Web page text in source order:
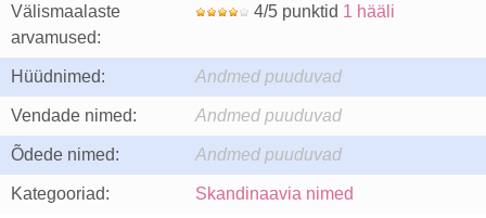
Välismaalaste
arvamused:
4/5 punktid 1 hääli
Hüüdnimed: Andmed puuduvad
Vendade nimed: Andmed puuduvad
Õdede nimed: Andmed puuduvad
Kategooriad: Skandinaavia nimed